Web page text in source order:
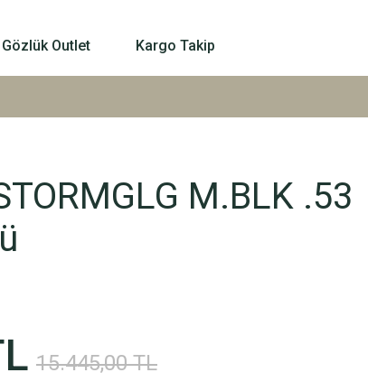
Gözlük Outlet Kargo Takip
M.BLK .53
15.445,00 TL